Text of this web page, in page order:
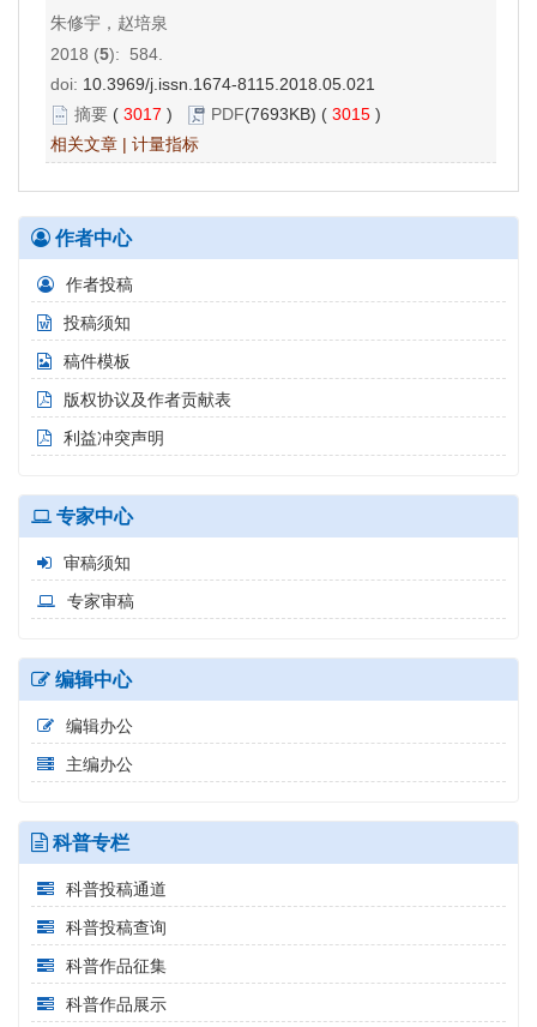
朱修宇，赵培泉
2018 (5): 584.
doi: 10.3969/j.issn.1674-8115.2018.05.021
摘要 ( 3017 ) PDF(7693KB) ( 3015 )
相关文章 | 计量指标
作者中心
作者投稿
投稿须知
稿件模板
版权协议及作者贡献表
利益冲突声明
专家中心
审稿须知
专家审稿
编辑中心
编辑办公
主编办公
科普专栏
科普投稿通道
科普投稿查询
科普作品征集
科普作品展示